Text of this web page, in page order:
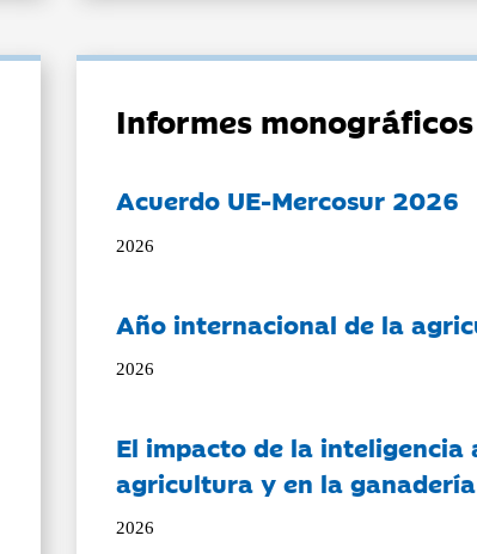
Informes
Acuerdo UE-Mercosur 2026
2026
Año internacional de la
2026
El impacto de la
agricultura y en la ganadería
2026